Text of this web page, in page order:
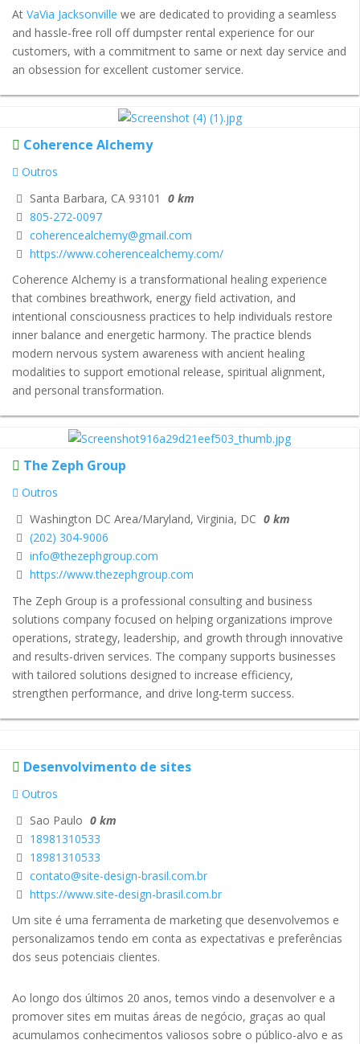
At VaVia Jacksonville we are dedicated to providing a seamless
and hassle-free roll off dumpster rental experience for our
customers, with a commitment to same or next day service and
an obsession for excellent customer service.
Coherence Alchemy
Outros
Santa Barbara, CA 93101
0 km
805-272-0097
coherencealchemy@gmail.com
https://www.coherencealchemy.com/
Coherence Alchemy is a transformational healing experience
that combines breathwork, energy field activation, and
intentional consciousness practices to help individuals restore
inner balance and energetic harmony. The practice blends
modern nervous system awareness with ancient healing
modalities to support emotional release, spiritual alignment,
and personal transformation.
The Zeph Group
Outros
Washington DC Area/Maryland, Virginia, DC 0 km
(202) 304-9006
info@thezephgroup.com
https://www.thezephgroup.com
The Zeph Group is a professional consulting and business
solutions company focused on helping organizations improve
operations, strategy, leadership, and growth through innovative
and results-driven services. The company supports businesses
with tailored solutions designed to increase efficiency,
strengthen performance, and drive long-term success.
Desenvolvimento de sites
Outros
Sao Paulo 0 km
18981310533
18981310533
contato@site-design-brasil.com.br
https://www.site-design-brasil.com.br
Um site é uma ferramenta de marketing que desenvolvemos e
personalizamos tendo em conta as expectativas e preferências
dos seus potenciais clientes.
Ao longo dos últimos 20 anos, temos vindo a desenvolver e a
promover sites em muitas áreas de negócio, graças ao qual
acumulamos conhecimentos valiosos sobre o público-alvo e as